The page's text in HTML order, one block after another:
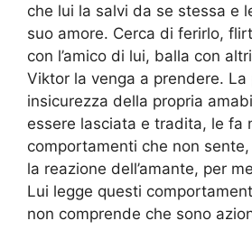
che lui la salvi da se stessa e
suo amore. Cerca di ferirlo,
con l’amico di lui, balla con
Viktor la venga a prendere. La
insicurezza della propria
essere lasciata e tradita, le fa
comportamenti che non
la reazione dell’amante, per
Lui legge questi
non comprende che sono